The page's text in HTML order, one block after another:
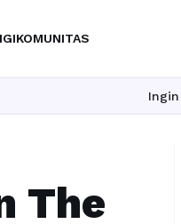
KOMUNITAS
Ingin
The